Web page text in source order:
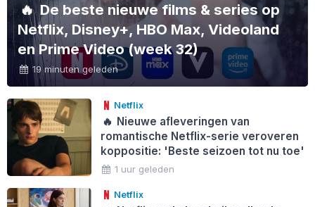
🔥De beste nieuwe films & series op
Netflix, Disney+, HBO Max, Videoland
en Prime Video (week 32)
19 minuten geleden
Netflix
🔥 Nieuwe afleveringen van
romantische Netflix-serie veroveren
koppositie: 'Beste seizoen tot nu toe'
1 uur geleden
Netflix